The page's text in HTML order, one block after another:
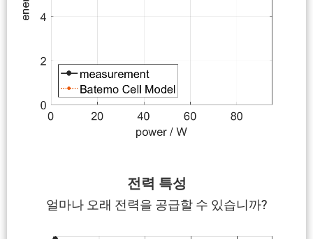
전력 특성
얼마나 오래 전력을 공급할 수 있습니까?